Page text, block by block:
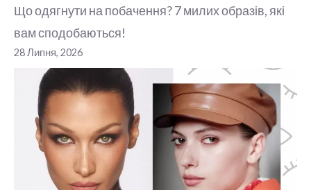
Що одягнути на побачення? 7 милих образів, які
вам сподобаються!
28 Липня, 2026